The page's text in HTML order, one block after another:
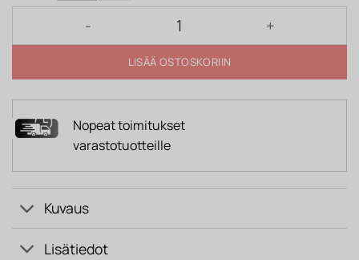
LISÄÄ OSTOSKORIIN
Nopeat toimitukset
varastotuotteille
Kuvaus
Lisätiedot